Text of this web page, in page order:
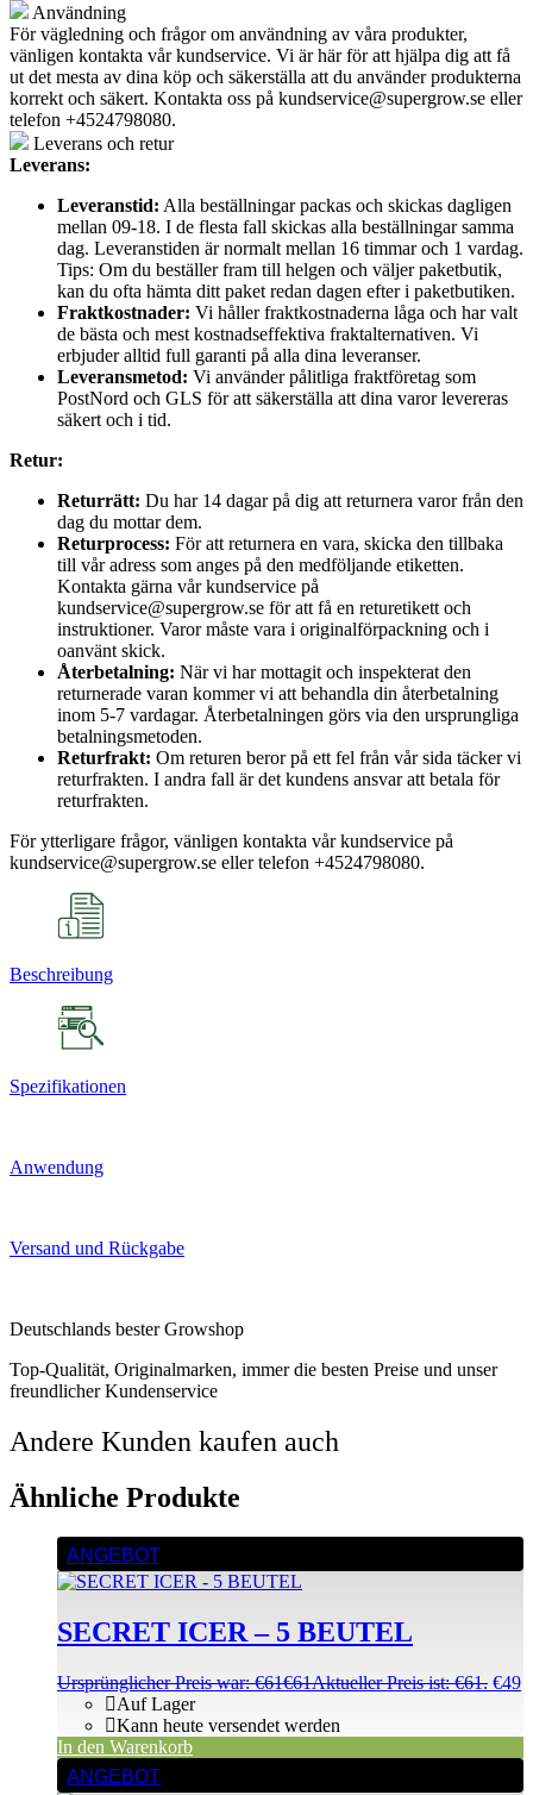
Användning
För vägledning och frågor om användning av våra produkter,
vänligen kontakta vår kundservice. Vi är här för att hjälpa dig att få
ut det mesta av dina köp och säkerställa att du använder produkterna
korrekt och säkert. Kontakta oss på kundservice@supergrow.se eller
telefon +4524798080.
Leverans och retur
Leverans:
Leveranstid: Alla beställningar packas och skickas dagligen
mellan 09-18. I de flesta fall skickas alla beställningar samma
dag. Leveranstiden är normalt mellan 16 timmar och 1 vardag.
Tips: Om du beställer fram till helgen och väljer paketbutik,
kan du ofta hämta ditt paket redan dagen efter i paketbutiken.
Fraktkostnader: Vi håller fraktkostnaderna låga och har valt
de bästa och mest kostnadseffektiva fraktalternativen. Vi
erbjuder alltid full garanti på alla dina leveranser.
Leveransmetod: Vi använder pålitliga fraktföretag som
PostNord och GLS för att säkerställa att dina varor levereras
säkert och i tid.
Retur:
Returrätt: Du har 14 dagar på dig att returnera varor från den
dag du mottar dem.
Returprocess: För att returnera en vara, skicka den tillbaka
till vår adress som anges på den medföljande etiketten.
Kontakta gärna vår kundservice på
kundservice@supergrow.se för att få en returetikett och
instruktioner. Varor måste vara i originalförpackning och i
oanvänt skick.
Återbetalning: När vi har mottagit och inspekterat den
returnerade varan kommer vi att behandla din återbetalning
inom 5-7 vardagar. Återbetalningen görs via den ursprungliga
betalningsmetoden.
Returfrakt: Om returen beror på ett fel från vår sida täcker vi
returfrakten. I andra fall är det kundens ansvar att betala för
returfrakten.
För ytterligare frågor, vänligen kontakta vår kundservice på
kundservice@supergrow.se eller telefon +4524798080.
Beschreibung
Spezifikationen
Anwendung
Versand und Rückgabe
Deutschlands bester Growshop
Top-Qualität, Originalmarken, immer die besten Preise und unser
freundlicher Kundenservice
Andere Kunden kaufen auch
Ähnliche Produkte
ANGEBOT
SECRET ICER – 5 BEUTEL
Ursprünglicher Preis war: €61€61Aktueller Preis ist: €61. €49
Auf Lager
Kann heute versendet werden
In den Warenkorb
ANGEBOT